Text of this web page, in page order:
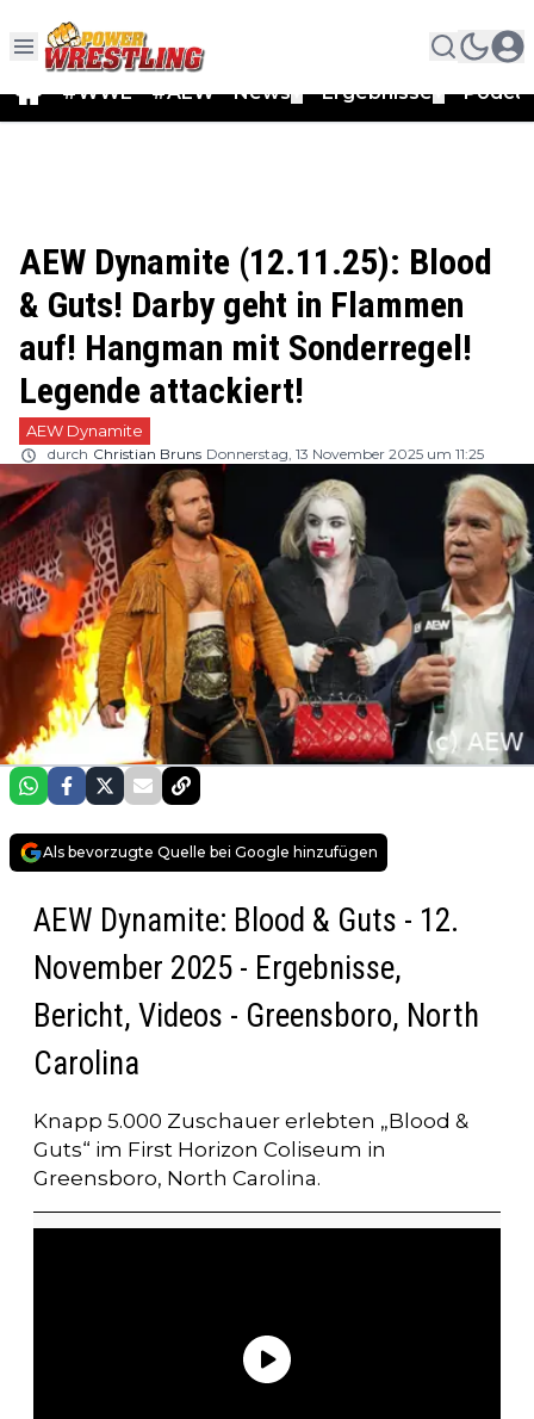
#WWE #AEW News Ergebnisse
AEW Dynamite (12.11.25): Blood
& Guts! Darby geht in Flammen
auf! Hangman mit Sonderregel!
Legende attackiert!
AEW Dynamite
durch Christian Bruns Donnerstag, 13 November 2025 um 11:25
Als bevorzugte Quelle bei Google hinzufügen
AEW Dynamite: Blood & Guts - 12.
November 2025 - Ergebnisse,
Bericht, Videos - Greensboro, North
Carolina
Knapp 5.000 Zuschauer erlebten „Blood &
Guts“ im First Horizon Coliseum in
Greensboro, North Carolina.